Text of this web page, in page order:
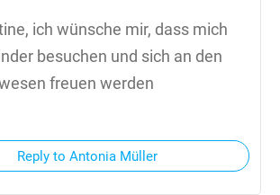
ich wünsche mir, dass mich
besuchen und sich an den
freuen werden
Reply to Antonia Müller